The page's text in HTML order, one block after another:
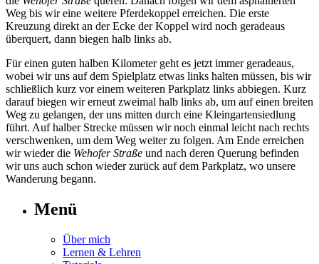
Weg bis wir eine weitere Pferdekoppel erreichen. Die erste
Kreuzung direkt an der Ecke der Koppel wird noch geradeaus
überquert, dann biegen halb links ab.
Für einen guten halben Kilometer geht es jetzt immer geradeaus,
wobei wir uns auf dem Spielplatz etwas links halten müssen, bis wir
schließlich kurz vor einem weiteren Parkplatz links abbiegen. Kurz
darauf biegen wir erneut zweimal halb links ab, um auf einen breiten
Weg zu gelangen, der uns mitten durch eine Kleingartensiedlung
führt. Auf halber Strecke müssen wir noch einmal leicht nach rechts
verschwenken, um dem Weg weiter zu folgen. Am Ende erreichen
wir wieder die Wehofer Straße und nach deren Querung befinden
wir uns auch schon wieder zurück auf dem Parkplatz, wo unsere
Wanderung begann.
Menü
Über mich
Lernen & Lehren